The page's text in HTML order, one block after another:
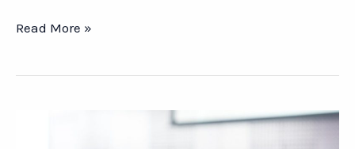
Il
Read More »